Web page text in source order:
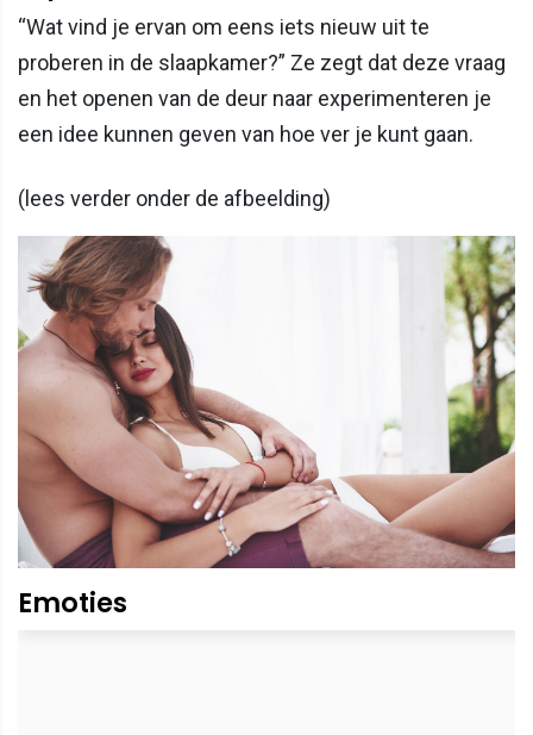
“Wat vind je ervan om eens iets nieuw uit te
proberen in de slaapkamer?” Ze zegt dat deze vraag
en het openen van de deur naar experimenteren je
een idee kunnen geven van hoe ver je kunt gaan.
(lees verder onder de afbeelding)
Emoties